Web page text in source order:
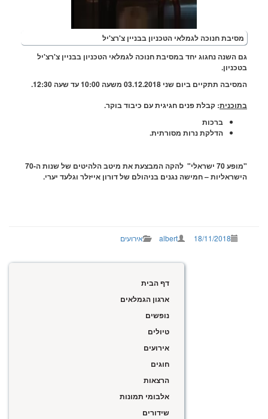
חנוכה לגמלאי הטכניון בבניין צ'רצ'יל
השנה נחגוג יחד במסיבת חנוכה לגמלאי הטכניון בבניין צ'רצ'יל
תתקיים ביום שני 03.12.2018 משעה 10:00 עד שעה 12:30.
:קבלת פנים חגיגית עם כיבוד בוקר.
ברכות
הדלקת נרות מסורתית.
"מופע 70 ישראלי" להקה המבצעת את מיטב הלהיטים של שנות ה-70
– חמישה נגנים בניהולם של דורון אייזלר וגלעד יערי.
18/11/2018
albert אירועים
דף הבית
ארגון הגמלאים
אלבומי תמונות
שידורים